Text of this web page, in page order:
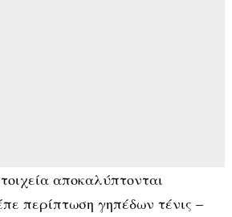
αποκαλύπτονται
περίπτωση γηπέδων τένις –